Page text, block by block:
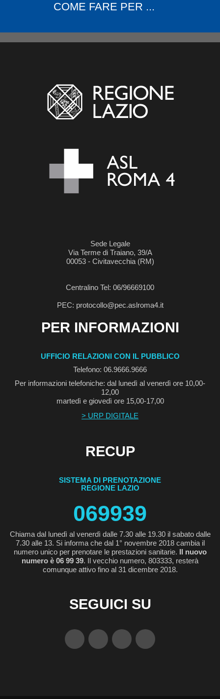
COME FARE PER ...
Sede Legale
Via Terme di Traiano, 39/A
00053 - Civitavecchia (RM)
Centralino Tel: 06/96669100
PEC: protocollo@pec.aslroma4.it
PER INFORMAZIONI
UFFICIO RELAZIONI CON IL PUBBLICO
Telefono: 06.9666.9666
Per informazioni telefoniche: dal lunedì al venerdì ore 10,00-
12,00
martedì e giovedì ore 15,00-17,00
> URP DIGITALE
RECUP
SISTEMA DI PRENOTAZIONE
REGIONE LAZIO
069939
Chiama dal lunedì al venerdì dalle 7.30 alle 19.30 il sabato dalle
7.30 alle 13. Si informa che dal 1° novembre 2018 cambia il
numero unico per prenotare le prestazioni sanitarie. Il nuovo
numero è 06 99 39. Il vecchio numero, 803333, resterà
comunque attivo fino al 31 dicembre 2018.
SEGUICI SU